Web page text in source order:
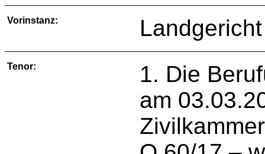
Vorinstanz:
Tenor:
1. Die
am